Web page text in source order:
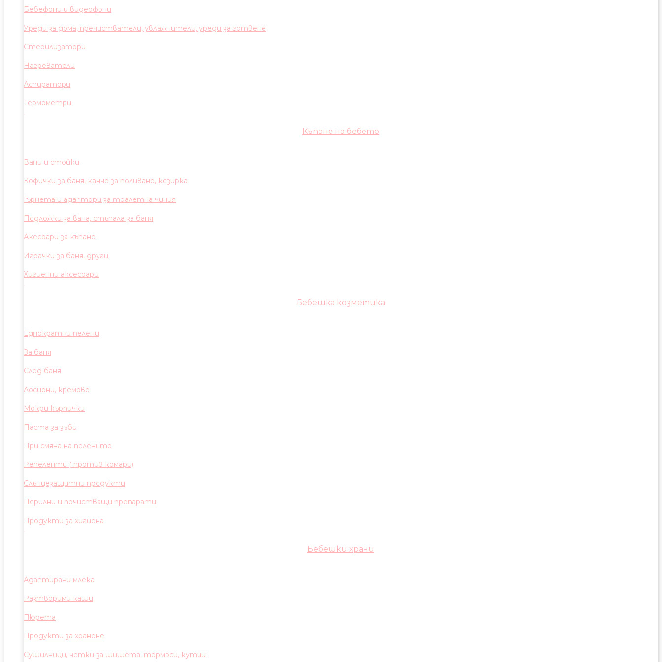
Бебефони и видеофони
Уреди за дома, пречистватели, увлажнители, уреди за готвене
Стерилизатори
Нагреватели
Аспиратори
Термометри
Къпане на бебето
Вани и стойки
Кофички за баня, канче за поливане, козирка
Гърнета и адаптори за тоалетна чиния
Подложки за вана, стъпала за баня
Акесоари за къпане
Играчки за баня, други
Хигиенни аксесоари
Бебешка козметика
Еднократни пелени
За баня
След баня
Лосиони, кремове
Мокри кърпички
Паста за зъби
При смяна на пелените
Репеленти ( против комари)
Слънцезащитни продукти
Перилни и почистващи препарати
Продукти за хигиена
Бебешки храни
Адаптирани млека
Разтворими каши
Пюрета
Продукти за хранене
Сушилници, четки за шишета, термоси, кутии